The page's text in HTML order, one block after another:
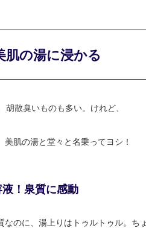
肌の湯に浸かる
胡散臭いものも多い。けれど、
美肌の湯と堂々と名乗ってヨシ！
液！泉質に感動
なのに、湯上りはトゥルトゥル。ち